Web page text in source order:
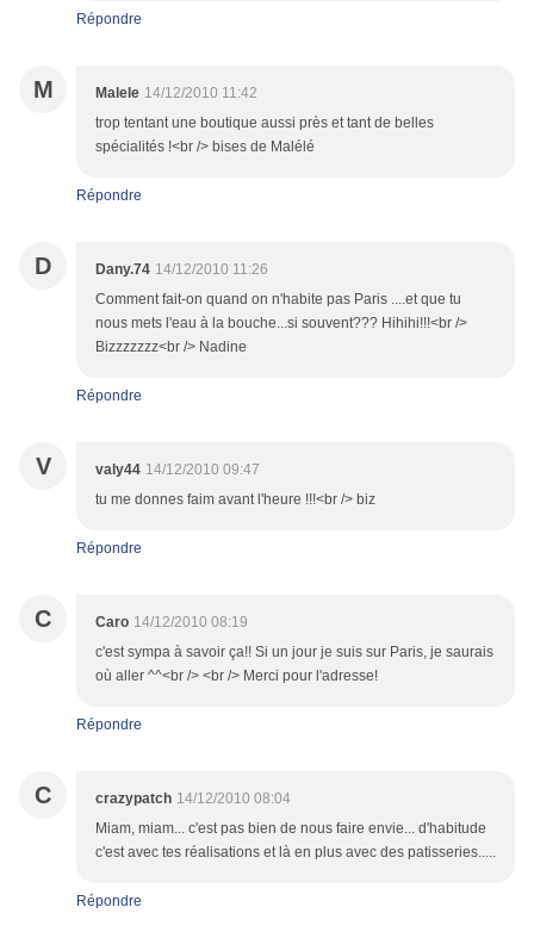
Répondre
M Malele 14/12/2010 11:42
trop tentant une boutique aussi près et tant de belles
spécialités !<br /> bises de Malélé
Répondre
D Dany.74 14/12/2010 11:26
Comment fait-on quand on n'habite pas Paris ....et que tu
nous mets l'eau à la bouche...si souvent??? Hihihi!!!<br />
Bizzzzzzz<br /> Nadine
Répondre
V valy44 14/12/2010 09:47
tu me donnes faim avant l'heure !!!<br /> biz
Répondre
C Caro 14/12/2010 08:19
c'est sympa à savoir ça!! Si un jour je suis sur Paris, je saurais
où aller ^^<br /> <br /> Merci pour l'adresse!
Répondre
C crazypatch 14/12/2010 08:04
Miam, miam... c'est pas bien de nous faire envie... d'habitude
c'est avec tes réalisations et là en plus avec des patisseries.....
Répondre